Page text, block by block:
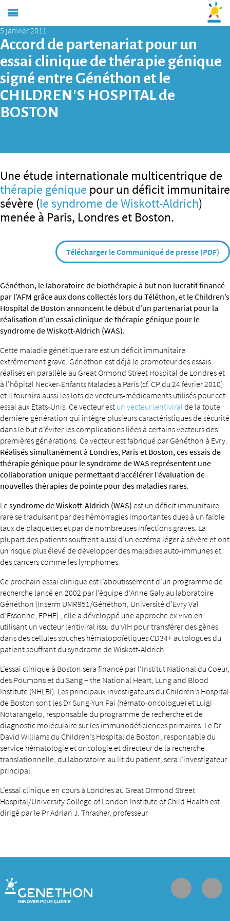
5 janvier 2011
Accord de partenariat pour un
essai clinique de thérapie génique
signé entre Généthon et le
CHILDREN’S HOSPITAL de
BOSTON
Une étude internationale multicentrique de
thérapie génique pour un déficit immunitaire
sévère (le syndrome de Wiskott-Aldrich)
menée à Paris, Londres et Boston.
Télécharger le Communiqué de presse (PDF)
Généthon, le laboratoire de biothérapie à but non lucratif financé
par l’AFM grâce aux dons collectés lors du Téléthon, et le Children’s
Hospital de Boston annoncent le début d’un partenariat pour la
réalisation d’un essai clinique de thérapie génique pour le
syndrome de Wiskott-Aldrich (WAS).
Cette maladie génétique rare est un déficit immunitaire
extrêmement grave. Généthon est déjà le promoteur des essais
réalisés en parallèle au Great Ormond Street Hospital de Londres et
à l’hôpital Necker-Enfants Malades à Paris (cf. CP du 24 février 2010)
et il fournira aussi les lots de vecteurs-médicaments utilisés pour cet
essai aux Etats-Unis. Ce vecteur est un vecteur lentiviral de la toute
dernière génération qui intègre plusieurs caractéristiques de sécurité
dans le but d’éviter les complications liées à certains vecteurs des
premières générations. Ce vecteur est fabriqué par Généthon à Evry.
Réalisés simultanément à Londres, Paris et Boston, ces essais de
thérapie génique pour le syndrome de WAS représentent une
collaboration unique permettant d’accélérer l’évaluation de
nouvelles thérapies de pointe pour des maladies rares.
Lesyndrome de Wiskott-Aldrich (WAS) est un déficit immunitaire
rare se traduisant par des hémorragies importantes dues à un faible
taux de plaquettes et par de nombreuses infections graves. La
plupart des patients souffrent aussi d’un eczéma léger à sévère et ont
un risque plus élevé de développer des maladies auto-immunes et
des cancers comme les lymphomes.
Ce prochain essai clinique est l’aboutissement d’un programme de
recherche lancé en 2002 par l’équipe d’Anne Galy au laboratoire
Généthon (Inserm UMR951/Généthon, Université d’Evry Val
d’Essonne, EPHE) ; elle a développé une approche ex vivo en
utilisant un vecteur lentiviral issu du VIH pour transférer des gènes
dans des cellules souches hématopoïétiques CD34+ autologues du
patient souffrant du syndrome de Wiskott-Aldrich.
L’essai clinique à Boston sera financé par l’Institut National du Coeur,
des Poumons et du Sang – the National Heart, Lung and Blood
Institute (NHLBI). Les principaux investigateurs du Children’s Hospital
de Boston sont les Dr Sung-Yun Pai (hémato-oncologue) et Luigi
Notarangelo, responsable du programme de recherche et de
diagnostic moléculaire sur les immunodéficiences primaires. Le Dr
David Williams du Children’s Hospital de Boston, responsable du
service hématologie et oncologie et directeur de la recherche
translationnelle, du laboratoire au lit du patient, sera l’investigateur
principal.
L’essai clinique en cours à Londres au Great Ormond Street
Hospital/University College of London Institute of Child Health est
dirigé par le Pr Adrian J. Thrasher, professeur